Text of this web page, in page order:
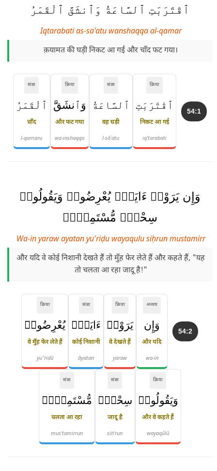
ٱقْتَرَبَتِ ٱلسَّاعَةُ وَٱنشَقَّ ٱلْقَمَرُ
Iqtarabati as-sa'atu wanshaqqa al-qamar
क़यामत की घड़ी निकट आ गई और चाँद फट गया।
54:1
क्रिया
ٱقْتَرَبَتِ
निकट आ गई
iq'tarabati
संज्ञा
ٱلسَّاعَةُ
वह घड़ी
l-sāʿatu
क्रिया
وَٱنشَقَّ
और फट गया
wa-inshaqqa
संज्ञा
ٱلْقَمَرُ
चाँद
l-qamaru
وَإِن يَرَوْا۟ ءَايَةًۭ يُعْرِضُوا۟ وَيَقُولُوا۟
سِحْرٌۭ مُّسْتَمِرٌّۭ
Wa-in yaraw ayatan yu'riḍu wayaqulu siḥrun mustamirr
और यदि वे कोई निशानी देखते हैं तो मुँह फेर लेते हैं और कहते हैं, "यह
तो चलता आ रहा जादू है!"
54:2
अव्यय
وَإِن
और यदि
wa-in
क्रिया
يَرَوْا۟
वे देखते हैं
yaraw
संज्ञा
ءَايَةًۭ
कोई निशानी
āyatan
क्रिया
يُعْرِضُوا۟
वे मुँह फेर लेते हैं
yuʿ'riḍū
क्रिया
وَيَقُولُوا۟
और वे कहते हैं
wayaqūlū
संज्ञा
سِحْرٌۭ
जादू है
siḥ'run
संज्ञा
مُّسْتَمِرٌّۭ
चलता आ रहा
mus'tamirrun